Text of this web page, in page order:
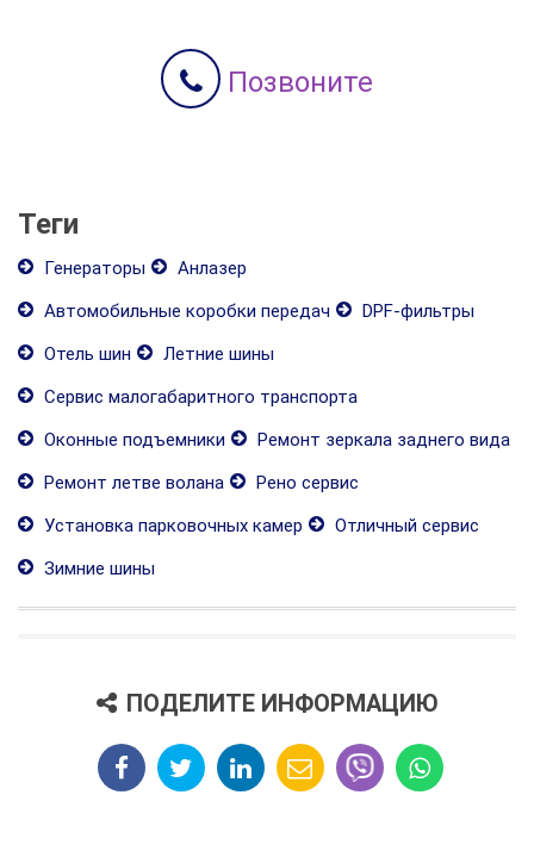
Позвоните
Теги
Генераторы
Анлазер
Автомобильные коробки передач
DPF-фильтры
Отель шин
Летние шины
Сервис малогабаритного транспорта
Оконные подъемники
Ремонт зеркала заднего вида
Ремонт летве волана
Рено сервис
Установка парковочных камер
Отличный сервис
Зимние шины
ПОДЕЛИТЕ ИНФОРМАЦИЮ